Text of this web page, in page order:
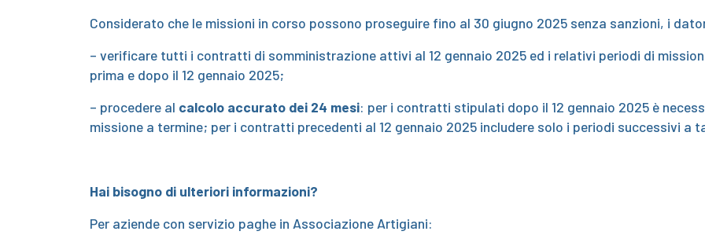
Considerato che le missioni in corso possono proseguire fino al 30 giugno 2025 senza sanzioni, i
– verificare tutti i contratti di somministrazione attivi al 12 gennaio 2025 ed i relativi periodi di
prima e dopo il 12 gennaio 2025;
– procedere al calcolo accurato dei 24 mesi: per i contratti stipulati dopo il 12 gennaio 2025 è
missione a termine; per i contratti precedenti al 12 gennaio 2025 includere solo i periodi successivi a
Hai bisogno di ulteriori informazioni?
Per aziende con servizio paghe in Associazione Artigiani: